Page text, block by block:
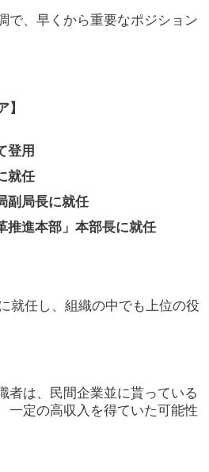
で、早くから重要なポジション
】
登用
就任
副局長に就任
推進本部」本部長に就任
就任し、組織の中でも上位の役
者は、民間企業並に貰っている
一定の高収入を得ていた可能性